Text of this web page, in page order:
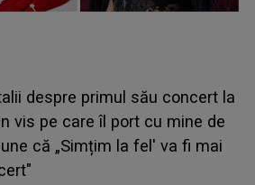
despre primul său concert la
vis pe care îl port cu mine de
că „Simțim la fel' va fi mai